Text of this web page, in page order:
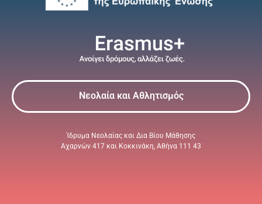
Νεολαία και Αθλητισμός
Ίδρυμα Νεολαίας και Δια Βίου Μάθησης
Αχαρνών 417 και Κοκκινάκη, Αθήνα 111 43